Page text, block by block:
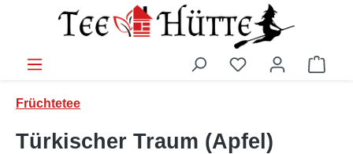
Zum Hauptinhalt springen
Früchtetee
Türkischer Traum (Apfel)